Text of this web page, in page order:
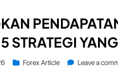
STRATEGI
Forex Article Leave a